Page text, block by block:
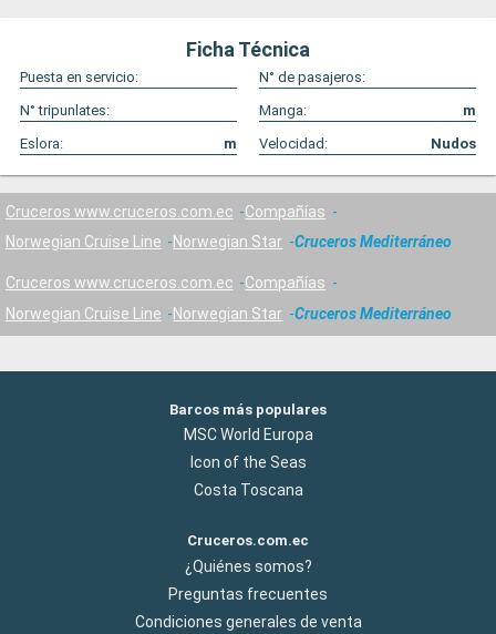
Ficha Técnica
Puesta en servicio:
N° de pasajeros:
N° tripunlates:
Manga:
m
Eslora:
m Velocidad: Nudos
Cruceros www.cruceros.com.ec
Compañías
Norwegian Cruise Line
Norwegian Star Cruceros Mediterráneo
Cruceros www.cruceros.com.ec
Compañías
Norwegian Cruise Line
Norwegian Star Cruceros Mediterráneo
Barcos más populares
MSC World Europa
Icon of the Seas
Costa Toscana
Cruceros.com.ec
¿Quiénes somos?
Preguntas frecuentes
Condiciones generales de venta